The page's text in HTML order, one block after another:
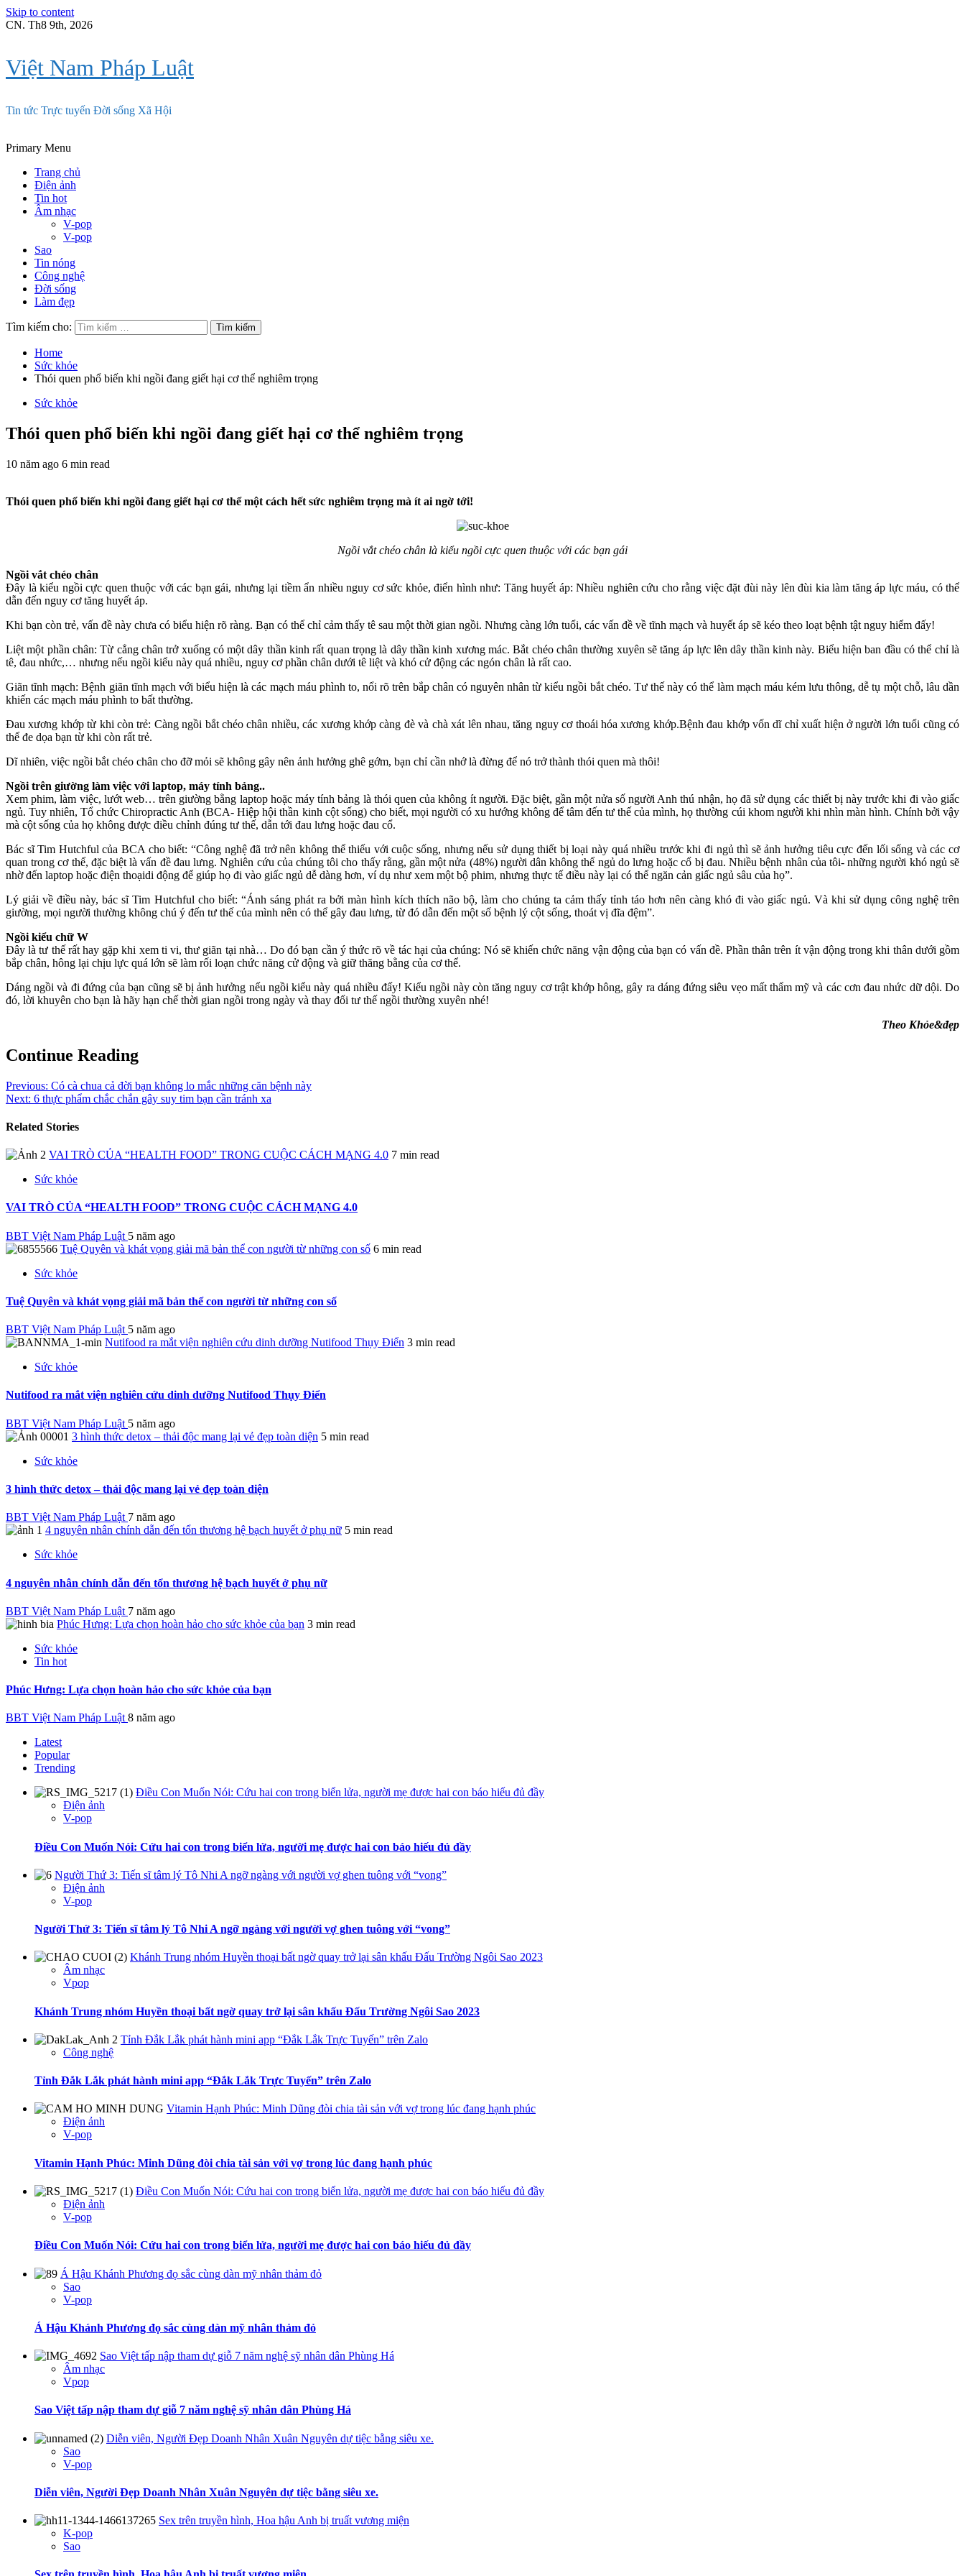
Skip to content
CN. Th8 9th, 2026
Việt Nam Pháp Luật
Tin tức Trực tuyến Đời sống Xã Hội
Primary Menu
Trang chủ
Điện ảnh
Tin hot
Âm nhạc
V-pop
V-pop
Sao
Tin nóng
Công nghệ
Đời sống
Làm đẹp
Tìm kiếm cho:
Home
Sức khỏe
Thói quen phổ biến khi ngồi đang giết hại cơ thể nghiêm trọng
Sức khỏe
Thói quen phổ biến khi ngồi đang giết hại cơ thể nghiêm trọng
10 năm ago 6 min read
Thói quen phổ biến khi ngồi đang giết hại cơ thể một cách hết sức nghiêm trọng mà ít ai ngờ tới!
Ngồi vắt chéo chân là kiểu ngồi cực quen thuộc với các bạn gái
Ngồi vắt chéo chân
Đây là kiểu ngồi cực quen thuộc với các bạn gái, nhưng lại tiềm ẩn nhiều nguy cơ sức khỏe, điển hình như: Tăng huyết áp: Nhiều nghiên cứu cho rằng việc đặt đùi này lên đùi kia làm tăng áp lực máu, có thể
dẫn đến nguy cơ tăng huyết áp.
Khi bạn còn trẻ, vấn đề này chưa có biểu hiện rõ ràng. Bạn có thể chỉ cảm thấy tê sau một thời gian ngồi. Nhưng càng lớn tuổi, các vấn đề về tĩnh mạch và huyết áp sẽ kéo theo loạt bệnh tật nguy hiểm đấy!
Liệt một phần chân: Từ cẳng chân trở xuống có một dây thần kinh rất quan trọng là dây thần kinh xương mác. Bắt chéo chân thường xuyên sẽ tăng áp lực lên dây thần kinh này. Biểu hiện ban đầu có thể chỉ là
tê, đau nhức,… nhưng nếu ngồi kiểu này quá nhiều, nguy cơ phần chân dưới tê liệt và khó cử động các ngón chân là rất cao.
Giãn tĩnh mạch: Bệnh giãn tĩnh mạch với biểu hiện là các mạch máu phình to, nổi rõ trên bắp chân có nguyên nhân từ kiểu ngồi bắt chéo. Tư thế này có thể làm mạch máu kém lưu thông, dễ tụ một chỗ, lâu dần
khiến các mạch máu phình to bất thường.
Đau xương khớp từ khi còn trẻ: Càng ngồi bắt chéo chân nhiều, các xương khớp càng đè và chà xát lên nhau, tăng nguy cơ thoái hóa xương khớp.Bệnh đau khớp vốn dĩ chỉ xuất hiện ở người lớn tuổi cũng có
thể đe dọa bạn từ khi còn rất trẻ.
Dĩ nhiên, việc ngồi bắt chéo chân cho đỡ mỏi sẽ không gây nên ảnh hưởng ghê gớm, bạn chỉ cần nhớ là đừng để nó trở thành thói quen mà thôi!
Ngồi trên giường làm việc với laptop, máy tính bảng..
Xem phim, làm việc, lướt web… trên giường bằng laptop hoặc máy tính bảng là thói quen của không ít người. Đặc biệt, gần một nửa số người Anh thú nhận, họ đã sử dụng các thiết bị này trước khi đi vào giấc
ngủ. Tuy nhiên, Tổ chức Chiropractic Anh (BCA- Hiệp hội thần kinh cột sống) cho biết, mọi người có xu hướng không để tâm đến tư thế của mình, họ thường cúi khom người khi nhìn màn hình. Chính bởi vậy
mà cột sống của họ không được điều chỉnh đúng tư thế, dẫn tới đau lưng hoặc đau cổ.
Bác sĩ Tim Hutchful của BCA cho biết: “Công nghệ đã trở nên không thể thiếu với cuộc sống, nhưng nếu sử dụng thiết bị loại này quá nhiều trước khi đi ngủ thì sẽ ảnh hưởng tiêu cực đến lối sống và các cơ
quan trong cơ thể, đặc biệt là vấn đề đau lưng. Nghiên cứu của chúng tôi cho thấy rằng, gần một nửa (48%) người dân không thể ngủ do lưng hoặc cổ bị đau. Nhiều bệnh nhân của tôi- những người khó ngủ sẽ
nhờ đến laptop hoặc điện thoạidi động để giúp họ đi vào giấc ngủ dễ dàng hơn, ví dụ như xem một bộ phim, nhưng thực tế điều này lại có thể ngăn cản giấc ngủ sâu của họ”.
Lý giải về điều này, bác sĩ Tim Hutchful cho biết: “Ánh sáng phát ra bởi màn hình kích thích não bộ, làm cho chúng ta cảm thấy tỉnh táo hơn nên càng khó đi vào giấc ngủ. Và khi sử dụng công nghệ trên
giường, mọi người thường không chú ý đến tư thế của mình nên có thể gây đau lưng, từ đó dẫn đến một số bệnh lý cột sống, thoát vị đĩa đệm”.
Ngồi kiểu chữ W
Đây là tư thế rất hay gặp khi xem ti vi, thư giãn tại nhà… Do đó bạn cần ý thức rõ về tác hại của chúng: Nó sẽ khiến chức năng vận động của bạn có vấn đề. Phần thân trên ít vận động trong khi thân dưới gồm
bắp chân, hông lại chịu lực quá lớn sẽ làm rối loạn chức năng cử động và giữ thăng bằng của cơ thể.
Dáng ngồi và đi đứng của bạn cũng sẽ bị ảnh hưởng nếu ngồi kiểu này quá nhiều đấy! Kiểu ngồi này còn tăng nguy cơ trật khớp hông, gây ra dáng đứng siêu vẹo mất thẩm mỹ và các cơn đau nhức dữ dội. Do
đó, lời khuyên cho bạn là hãy hạn chế thời gian ngồi trong ngày và thay đổi tư thế ngồi thường xuyên nhé!
Theo Khỏe&đẹp
Continue Reading
Previous: Có cà chua cả đời bạn không lo mắc những căn bệnh này
Next: 6 thực phẩm chắc chắn gây suy tim bạn cần tránh xa
Related Stories
VAI TRÒ CỦA “HEALTH FOOD” TRONG CUỘC CÁCH MẠNG 4.0 7 min read
Sức khỏe
VAI TRÒ CỦA “HEALTH FOOD” TRONG CUỘC CÁCH MẠNG 4.0
BBT Việt Nam Pháp Luật 5 năm ago
Tuệ Quyên và khát vọng giải mã bản thể con người từ những con số 6 min read
Sức khỏe
Tuệ Quyên và khát vọng giải mã bản thể con người từ những con số
BBT Việt Nam Pháp Luật 5 năm ago
Nutifood ra mắt viện nghiên cứu dinh dưỡng Nutifood Thụy Điển 3 min read
Sức khỏe
Nutifood ra mắt viện nghiên cứu dinh dưỡng Nutifood Thụy Điển
BBT Việt Nam Pháp Luật 5 năm ago
3 hình thức detox – thải độc mang lại vẻ đẹp toàn diện 5 min read
Sức khỏe
3 hình thức detox – thải độc mang lại vẻ đẹp toàn diện
BBT Việt Nam Pháp Luật 7 năm ago
4 nguyên nhân chính dẫn đến tổn thương hệ bạch huyết ở phụ nữ 5 min read
Sức khỏe
4 nguyên nhân chính dẫn đến tổn thương hệ bạch huyết ở phụ nữ
BBT Việt Nam Pháp Luật 7 năm ago
Phúc Hưng: Lựa chọn hoàn hảo cho sức khỏe của bạn 3 min read
Sức khỏe
Tin hot
Phúc Hưng: Lựa chọn hoàn hảo cho sức khỏe của bạn
BBT Việt Nam Pháp Luật 8 năm ago
Latest
Popular
Trending
Điều Con Muốn Nói: Cứu hai con trong biển lửa, người mẹ được hai con báo hiếu đủ đầy
Điện ảnh
V-pop
Điều Con Muốn Nói: Cứu hai con trong biển lửa, người mẹ được hai con báo hiếu đủ đầy
Người Thứ 3: Tiến sĩ tâm lý Tô Nhi A ngỡ ngàng với người vợ ghen tuông với “vong”
Điện ảnh
V-pop
Người Thứ 3: Tiến sĩ tâm lý Tô Nhi A ngỡ ngàng với người vợ ghen tuông với “vong”
Khánh Trung nhóm Huyền thoại bất ngờ quay trở lại sân khấu Đấu Trường Ngôi Sao 2023
Âm nhạc
Vpop
Khánh Trung nhóm Huyền thoại bất ngờ quay trở lại sân khấu Đấu Trường Ngôi Sao 2023
Tỉnh Đắk Lắk phát hành mini app “Đắk Lắk Trực Tuyến” trên Zalo
Công nghệ
Tỉnh Đắk Lắk phát hành mini app “Đắk Lắk Trực Tuyến” trên Zalo
Vitamin Hạnh Phúc: Minh Dũng đòi chia tài sản với vợ trong lúc đang hạnh phúc
Điện ảnh
V-pop
Vitamin Hạnh Phúc: Minh Dũng đòi chia tài sản với vợ trong lúc đang hạnh phúc
Điều Con Muốn Nói: Cứu hai con trong biển lửa, người mẹ được hai con báo hiếu đủ đầy
Điện ảnh
V-pop
Điều Con Muốn Nói: Cứu hai con trong biển lửa, người mẹ được hai con báo hiếu đủ đầy
Á Hậu Khánh Phương đọ sắc cùng dàn mỹ nhân thảm đỏ
Sao
V-pop
Á Hậu Khánh Phương đọ sắc cùng dàn mỹ nhân thảm đỏ
Sao Việt tấp nập tham dự giỗ 7 năm nghệ sỹ nhân dân Phùng Há
Âm nhạc
Vpop
Sao Việt tấp nập tham dự giỗ 7 năm nghệ sỹ nhân dân Phùng Há
Diễn viên, Người Đẹp Doanh Nhân Xuân Nguyên dự tiệc bằng siêu xe.
Sao
V-pop
Diễn viên, Người Đẹp Doanh Nhân Xuân Nguyên dự tiệc bằng siêu xe.
Sex trên truyền hình, Hoa hậu Anh bị truất vương miện
K-pop
Sao